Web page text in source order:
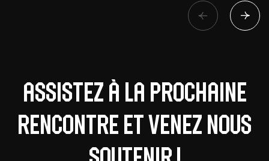
Assistez à la prochaine
rencontre et venez nous